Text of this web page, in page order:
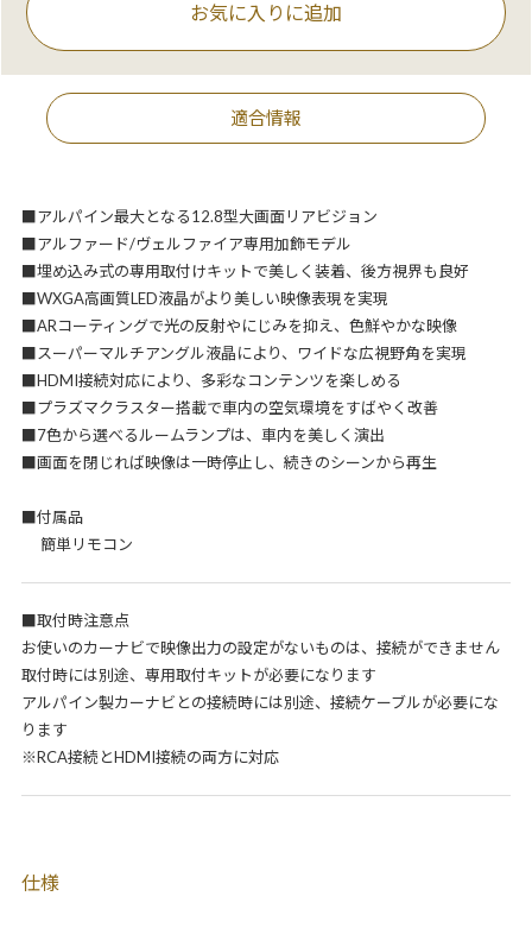
お気に入りに追加
適合情報
■アルパイン最大となる12.8型大画面リアビジョン
■アルファード/ヴェルファイア専用加飾モデル
■埋め込み式の専用取付けキットで美しく装着、後方視界も良好
■WXGA高画質LED液晶がより美しい映像表現を実現
■ARコーティングで光の反射やにじみを抑え、色鮮やかな映像
■スーパーマルチアングル液晶により、ワイドな広視野角を実現
■HDMI接続対応により、多彩なコンテンツを楽しめる
■プラズマクラスター搭載で車内の空気環境をすばやく改善
■7色から選べるルームランプは、車内を美しく演出
■画面を閉じれば映像は一時停止し、続きのシーンから再生
■付属品
簡単リモコン
■取付時注意点
お使いのカーナビで映像出力の設定がないものは、接続ができません
取付時には別途、専用取付キットが必要になります
アルパイン製カーナビとの接続時には別途、接続ケーブルが必要にな
ります
※RCA接続とHDMI接続の両方に対応
仕様